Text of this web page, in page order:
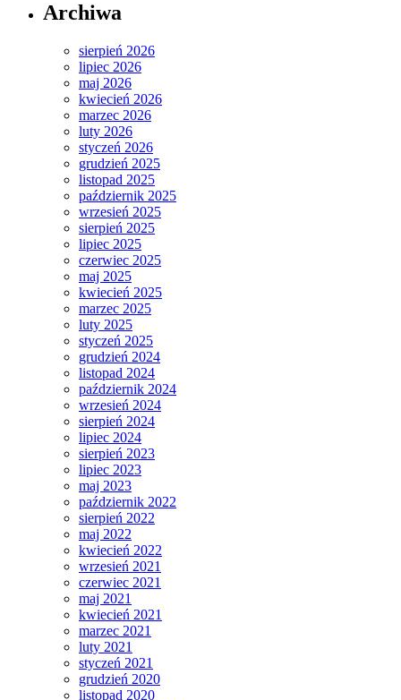
Archiwa
sierpień 2026
lipiec 2026
maj 2026
kwiecień 2026
marzec 2026
luty 2026
styczeń 2026
grudzień 2025
listopad 2025
październik 2025
wrzesień 2025
sierpień 2025
lipiec 2025
czerwiec 2025
maj 2025
kwiecień 2025
marzec 2025
luty 2025
styczeń 2025
grudzień 2024
listopad 2024
październik 2024
wrzesień 2024
sierpień 2024
lipiec 2024
sierpień 2023
lipiec 2023
maj 2023
październik 2022
sierpień 2022
maj 2022
kwiecień 2022
wrzesień 2021
czerwiec 2021
maj 2021
kwiecień 2021
marzec 2021
luty 2021
styczeń 2021
grudzień 2020
listopad 2020